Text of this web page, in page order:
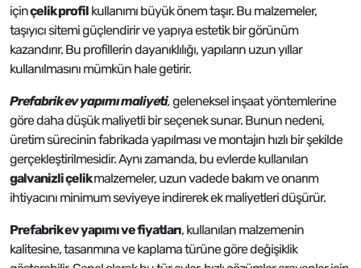
içinçelik profil kullanımı büyük önem taşır. Bu malzemeler,
taşıyıcı sitemi güçlendirir ve yapıya estetik bir görünüm
kazandırır. Bu profillerin dayanıklılığı, yapıların uzun yıllar
kullanılmasını mümkün hale getirir.
Prefabrik ev yapımı maliyeti,geleneksel inşaat yöntemlerine
göre daha düşük maliyetli bir seçenek sunar. Bunun nedeni,
üretim sürecinin fabrikada yapılması ve montajın hızlı bir şekilde
gerçekleştirilmesidir. Aynı zamanda, bu evlerde kullanılan
galvanizli çelikmalzemeler, uzun vadede bakım ve onarım
ihtiyacını minimum seviyeye indirerek ek maliyetleri düşürür.
Prefabrik ev yapımı ve fiyatları, kullanılan malzemenin
kalitesine, tasarımına ve kaplama türüne göre değişiklik